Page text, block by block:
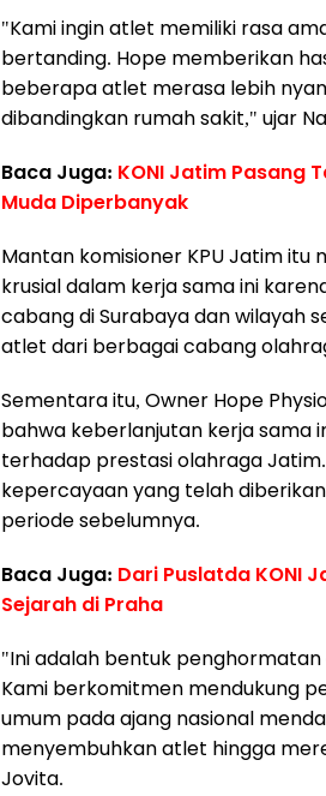
"Kami ingin atlet memiliki rasa
bertanding. Hope memberikan
beberapa atlet merasa lebih
dibandingkan rumah sakit," ujar
Baca Juga: KONI Jatim Pasang
Muda Diperbanyak
Mantan komisioner KPU Jatim itu
krusial dalam kerja sama ini
cabang di Surabaya dan wilayah
atlet dari berbagai cabang
Sementara itu, Owner Hope
bahwa keberlanjutan kerja sama
terhadap prestasi olahraga
kepercayaan yang telah
periode sebelumnya.
Baca Juga: Dari Puslatda KONI
Sejarah di Praha
"Ini adalah bentuk
Kami berkomitmen mendukung
umum pada ajang nasional
menyembuhkan atlet hingga
Jovita.